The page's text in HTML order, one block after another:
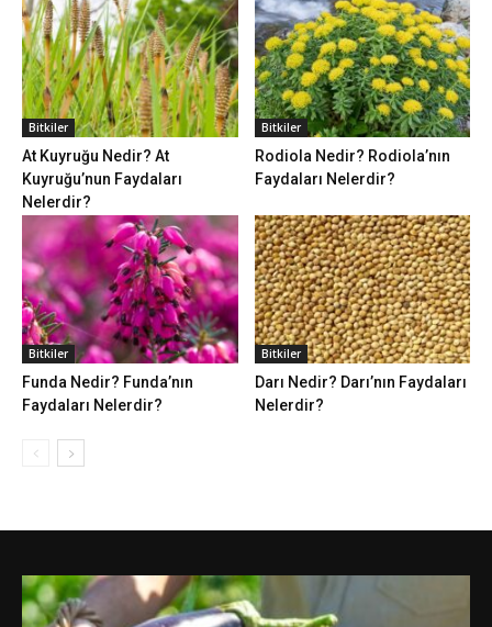
Bitkiler
At Kuyruğu Nedir? At
Kuyruğu’nun Faydaları
Nelerdir?
Bitkiler
Rodiola Nedir? Rodiola’nın
Faydaları Nelerdir?
Bitkiler
Funda Nedir? Funda’nın
Faydaları Nelerdir?
Bitkiler
Darı Nedir? Darı’nın Faydaları
Nelerdir?